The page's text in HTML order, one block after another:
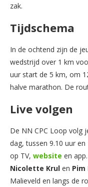
zak.
Tijdschema
In de ochtend zijn de
wedstrijd over 1 km
uur start de 5 km, om
halve marathon. De
Live volgen
De NN CPC Loop volg
dag, tussen 9.10 uur
op TV, website en
Nicolette Krul en
Malieveld en langs de